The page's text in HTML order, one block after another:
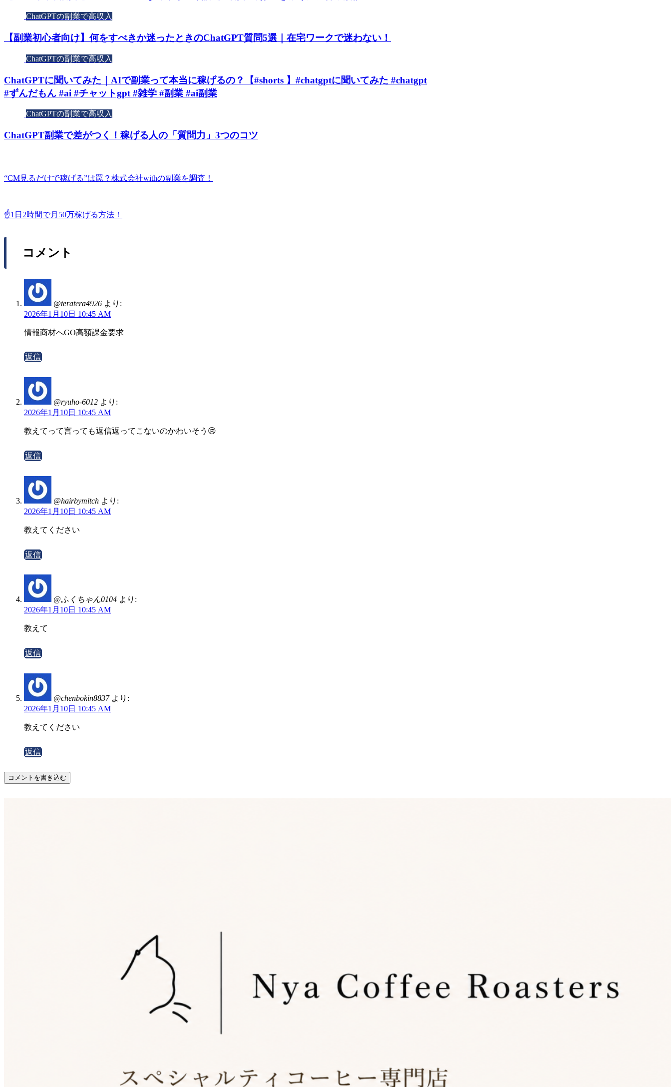
ChatGPTの副業で高収入
【副業初心者向け】何をすべきか迷ったときのChatGPT質問5選｜在宅ワークで迷わない！
ChatGPTの副業で高収入
ChatGPTに聞いてみた｜AIで副業って本当に稼げるの？【#shorts 】#chatgptに聞いてみた #chatgpt
#ずんだもん #ai #チャットgpt #雑学 #副業 #ai副業
ChatGPTの副業で高収入
ChatGPT副業で差がつく！稼げる人の「質問力」3つのコツ
“CM見るだけで稼げる”は罠？株式会社withの副業を調査！
☝️1日2時間で月50万稼げる方法！
コメント
@teratera4926 より:
2026年1月10日 10:45 AM
情報商材へGO高額課金要求
返信
@ryuho-6012 より:
2026年1月10日 10:45 AM
教えてって言っても返信返ってこないのかわいそう😢
返信
@hairbymitch より:
2026年1月10日 10:45 AM
教えてください
返信
@ふくちゃん0104 より:
2026年1月10日 10:45 AM
教えて
返信
@chenbokin8837 より:
2026年1月10日 10:45 AM
教えてください
返信
コメントを書き込む